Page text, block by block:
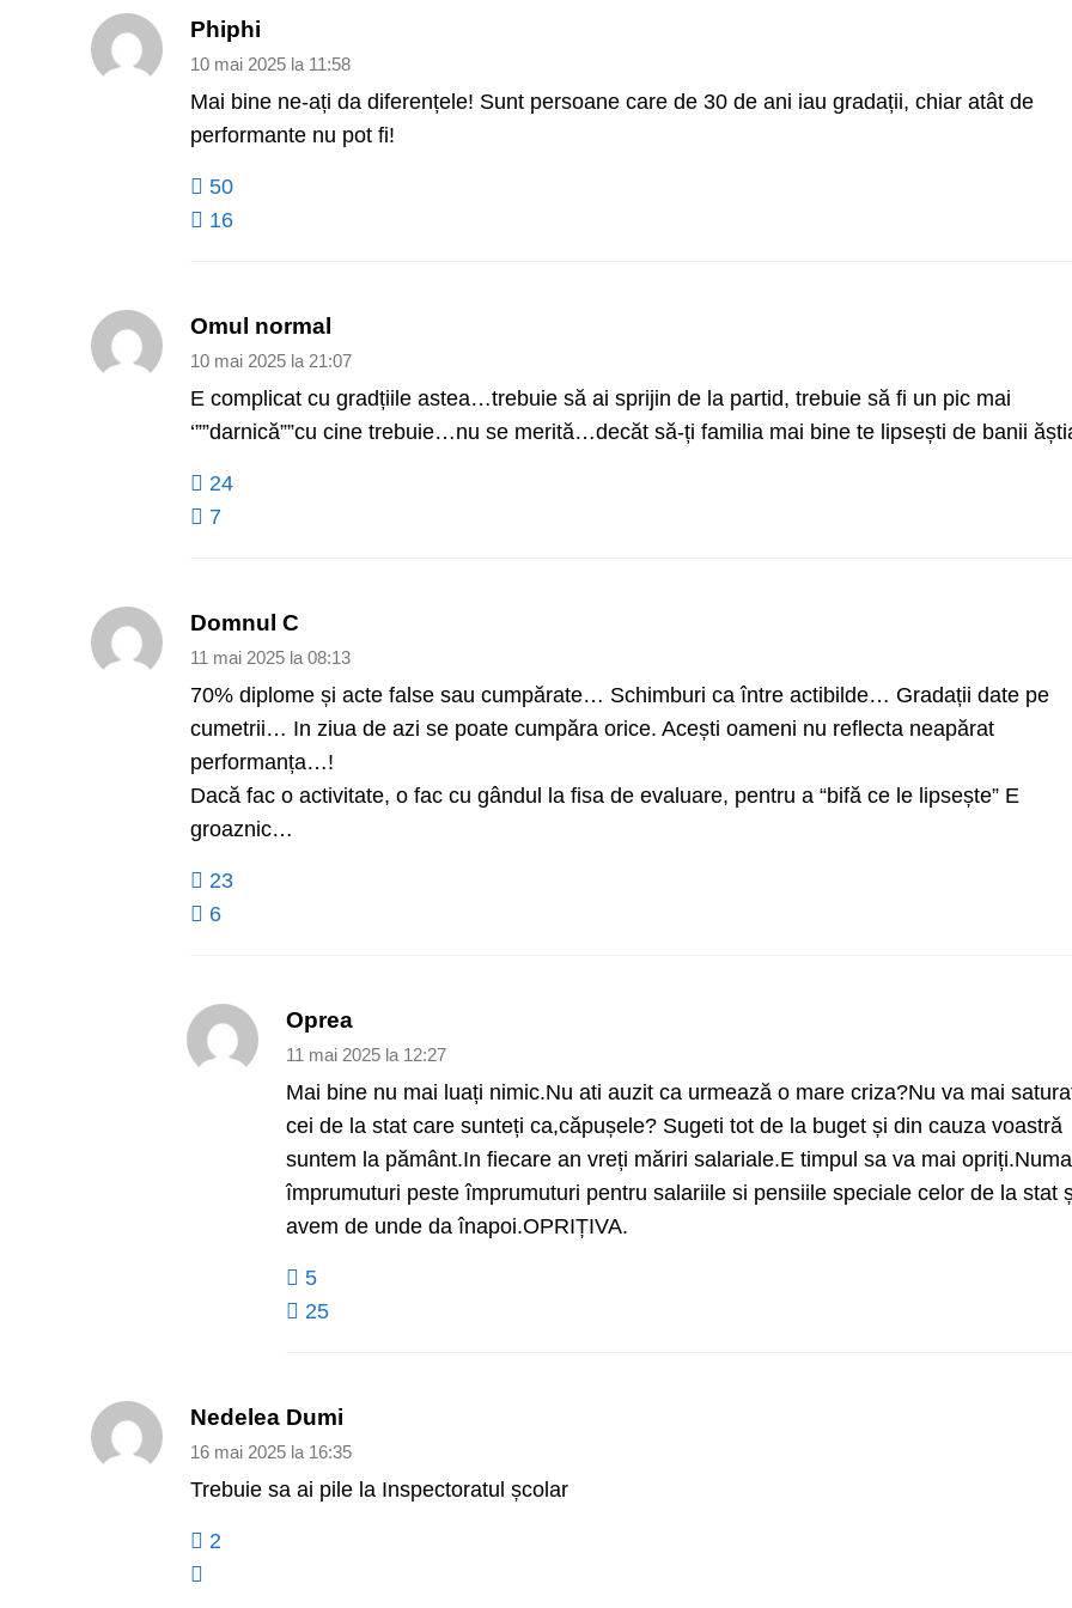
Phiphi
10 mai 2025 la 11:58
Mai bine ne-ați da diferențele! Sunt persoane care de 30 de ani iau gradații, chiar atât de
performante nu pot fi!
50
16
Omul normal
10 mai 2025 la 21:07
E complicat cu gradțiile astea…trebuie să ai sprijin de la partid, trebuie să fi un pic mai
‘””darnică””cu cine trebuie…nu se merită…decăt să-ți familia mai bine te lipsești de banii
24
7
Domnul C
11 mai 2025 la 08:13
70% diplome și acte false sau cumpărate… Schimburi ca între actibilde… Gradații date pe
cumetrii… In ziua de azi se poate cumpăra orice. Acești oameni nu reflecta neapărat
performanța…!
Dacă fac o activitate, o fac cu gândul la fisa de evaluare, pentru a “bifă ce le lipsește” E
groaznic…
23
6
Oprea
11 mai 2025 la 12:27
Mai bine nu mai luați nimic.Nu ati auzit ca urmează o mare criza?Nu va mai
cei de la stat care sunteți ca,căpușele? Sugeti tot de la buget și din cauza voastră
suntem la pământ.In fiecare an vreți măriri salariale.E timpul sa va mai
împrumuturi peste împrumuturi pentru salariile si pensiile speciale celor de la stat
avem de unde da înapoi.OPRIȚIVA.
5
25
Nedelea Dumi
16 mai 2025 la 16:35
Trebuie sa ai pile la Inspectoratul școlar
2